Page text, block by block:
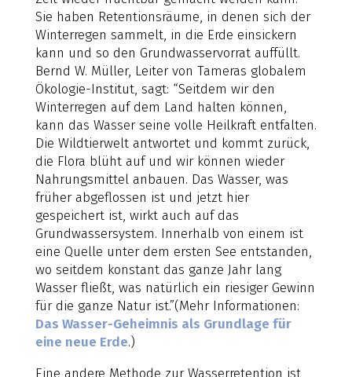
Sie haben Retentionsräume, in denen sich der
Winterregen sammelt, in die Erde einsickern
kann und so den Grundwasservorrat auffüllt.
Bernd W. Müller, Leiter von Tameras globalem
Ökologie-Institut, sagt: “Seitdem wir den
Winterregen auf dem Land halten können,
kann das Wasser seine volle Heilkraft entfalten.
Die Wildtierwelt antwortet und kommt zurück,
die Flora blüht auf und wir können wieder
Nahrungsmittel anbauen. Das Wasser, was
früher abgeflossen ist und jetzt hier
gespeichert ist, wirkt auch auf das
Grundwassersystem. Innerhalb von einem ist
eine Quelle unter dem ersten See entstanden,
wo seitdem konstant das ganze Jahr lang
Wasser fließt, was natürlich ein riesiger Gewinn
für die ganze Natur ist.”(Mehr Informationen:
Das Wasser-Geheimnis als Grundlage für
eine neue Erde.)
Eine andere Methode zur Wasserretention ist